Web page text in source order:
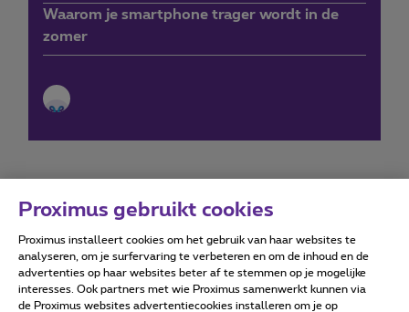
Waarom je smartphone trager wordt in de
zomer
Forumvoorwaarden Accessibility statement
Proximus gebruikt cookies
Proximus installeert cookies om het gebruik van haar websites te
analyseren, om je surfervaring te verbeteren en om de inhoud en de
advertenties op haar websites beter af te stemmen op je mogelijke
interesses. Ook partners met wie Proximus samenwerkt kunnen via
de Proximus websites advertentiecookies installeren om je op